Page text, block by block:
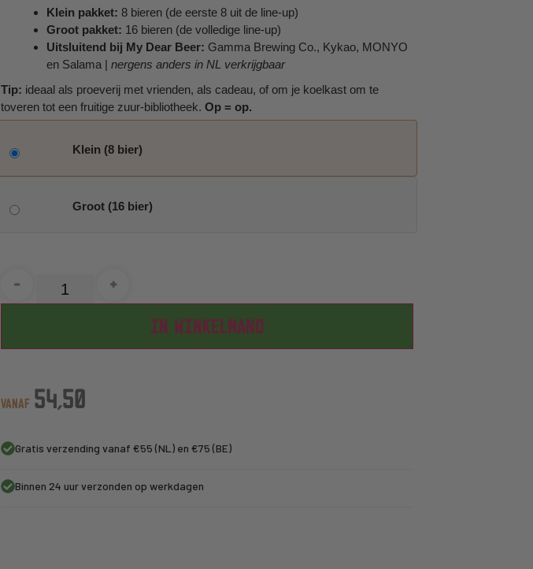
Klein pakket: 8 bieren (de eerste 8 uit de line-up)
Groot pakket: 16 bieren (de volledige line-up)
Uitsluitend bij My Dear Beer: Gamma Brewing Co., Kykao, MONYO
en Salama |nergens anders in NL verkrijgbaar
Tip: ideaal als proeverij met vrienden, als cadeau, of om je koelkast om te
toveren tot een fruitige zuur-bibliotheek.Op = op.
Klein (8 bier)
Groot (16 bier)
-
+
IN WINKELMAND
VANAF 54,50
Gratis verzending vanaf €55 (NL) en €75 (BE)
Binnen 24 uur verzonden op werkdagen